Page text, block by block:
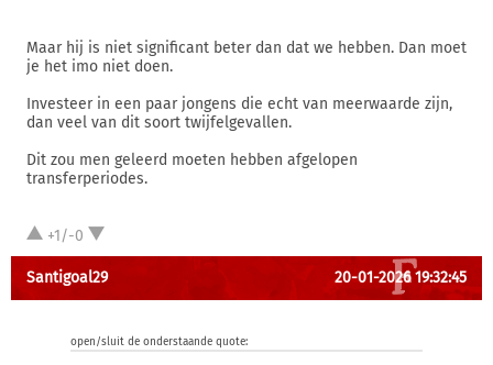
Maar hij is niet significant beter dan dat we hebben. Dan moet
je het imo niet doen.
Investeer in een paar jongens die echt van meerwaarde zijn,
dan veel van dit soort twijfelgevallen.
Dit zou men geleerd moeten hebben afgelopen
transferperiodes.
+1/-0
Santigoal29 20-01-2026 19:32:45
open/sluit de onderstaande quote: